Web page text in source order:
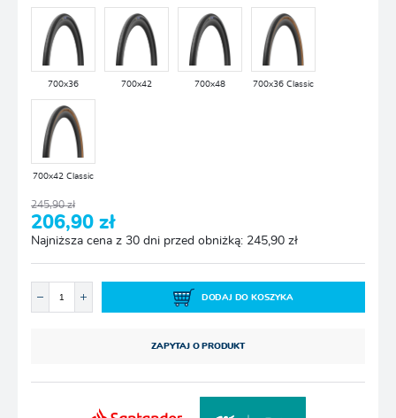
700x36 700x42 700x48 700x36 Classic
700x42 Classic
245,90 zł
206,90 zł
Najniższa cena z 30 dni przed obniżką: 245,90 zł
DODAJ DO KOSZYKA
ZAPYTAJ O PRODUKT